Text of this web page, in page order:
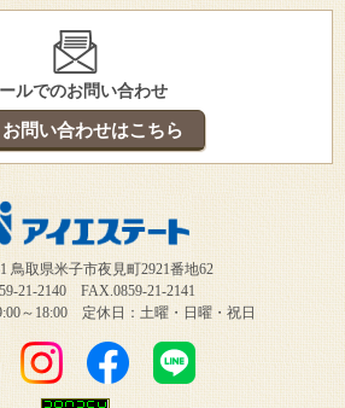
ルでのお問い合わせ
お問い合わせはこちら
鳥取県米子市夜見町2921番地62
21-2140 FAX.0859-21-2141
～18:00 定休日：土曜・日曜・祝日